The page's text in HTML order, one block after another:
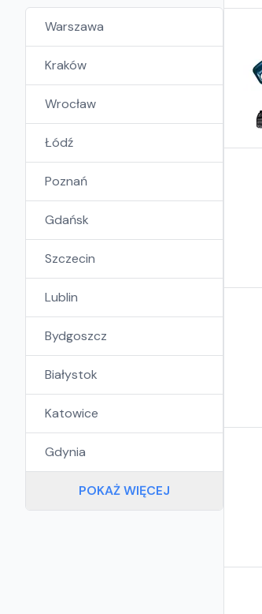
Warszawa
Kraków
Wrocław
Łódź
Poznań
Gdańsk
Szczecin
Lublin
Bydgoszcz
Białystok
Katowice
Gdynia
POKAŻ WIĘCEJ